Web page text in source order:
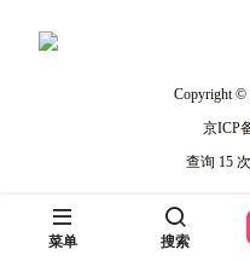
Copyright ©
京ICP
查询 15
菜单 搜索